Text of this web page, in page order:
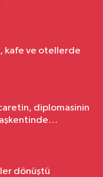
kafe ve otellerde
diplomasinin
dönüştü